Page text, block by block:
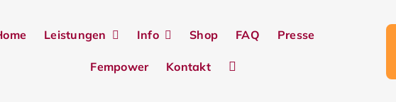
Leistungen Info Shop FAQ Presse
Fempower Kontakt